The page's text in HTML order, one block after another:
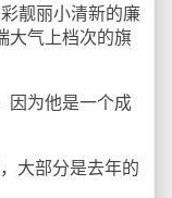
靓丽小清新的廉
大气上档次的旗
为他是一个成
大部分是去年的